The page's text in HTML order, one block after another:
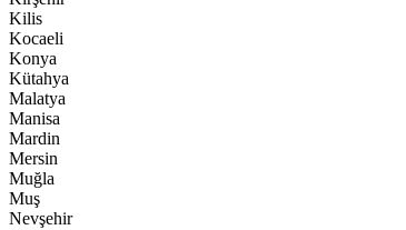
Kilis
Kocaeli
Konya
Kütahya
Malatya
Manisa
Mardin
Mersin
Muğla
Muş
Nevşehir